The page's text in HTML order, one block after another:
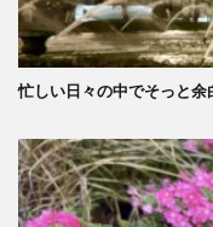
忙しい日々の中でそっと余